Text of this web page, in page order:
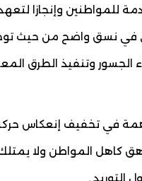
للمواطنين وإنجازا
في نسق واضح من حيث
وتنفيذ الطرق
في تخفيف إنعكاس
كاهل المواطن ولا يمتلك
التوريد .